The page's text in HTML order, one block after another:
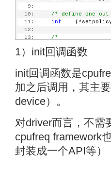
   9:
  10:
/* define one
  11:
int
  12:
  13:
/*
  15:
* (i.e. old
  17:
int
(*target)
  18:
  19:
  20:
int
  21:
/*
  24:
     * unset.
  26:
*
  27:
* platform
  28:
* to to that
1）init回调函数
init回调函数是
加之后调用，其主
device）。
对driver而言，不需
cpufreq framework
封装成一个API等